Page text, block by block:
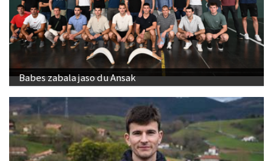
Babes zabala jaso du Ansak